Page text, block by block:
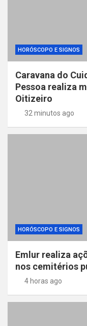
HORÓSCOPO E SIGNOS
Caravana do
Pessoa realiza
Oitizeiro
32 minutos ago
HORÓSCOPO E SIGNOS
Emlur realiza
nos cemitérios
4 horas ago